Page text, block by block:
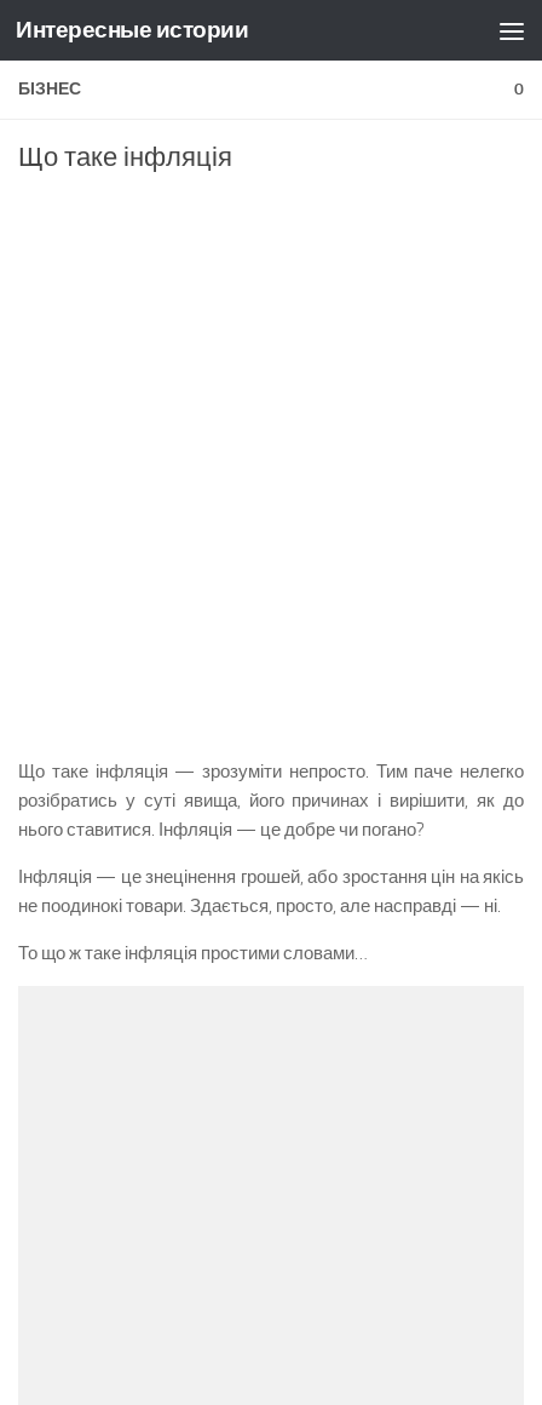
Skip to content
Интересные истории
БІЗНЕС 0
Що таке інфляція
Що таке інфляція — зрозуміти непросто. Тим паче нелегко
розібратись у суті явища, його причинах і вирішити, як до
нього ставитися. Інфляція — це добре чи погано?
Інфляція — це знецінення грошей, або зростання цін на якісь
не поодинокі товари. Здається, просто, але насправді — ні.
То що ж таке інфляція простими словами…